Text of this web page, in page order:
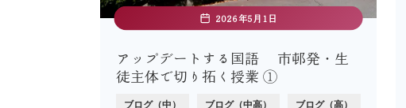
2026年5月1日
アップデートする国語 市邨発・生
徒主体で切り拓く授業 ①
ブログ（中） ブログ（中高） ブログ（高）